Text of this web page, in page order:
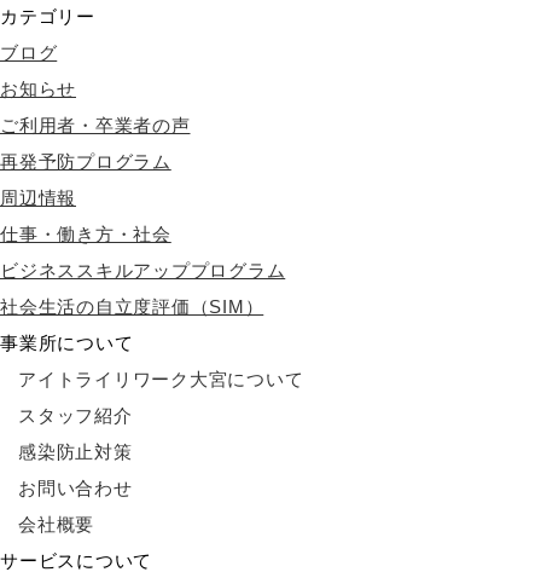
カテゴリー
ブログ
お知らせ
ご利用者・卒業者の声
再発予防プログラム
周辺情報
仕事・働き方・社会
ビジネススキルアッププログラム
社会生活の自立度評価（SIM）
事業所について
アイトライリワーク大宮について
スタッフ紹介
感染防止対策
お問い合わせ
会社概要
サービスについて